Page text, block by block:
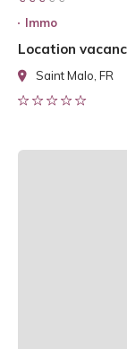
Immo
Location
Saint Malo, FR